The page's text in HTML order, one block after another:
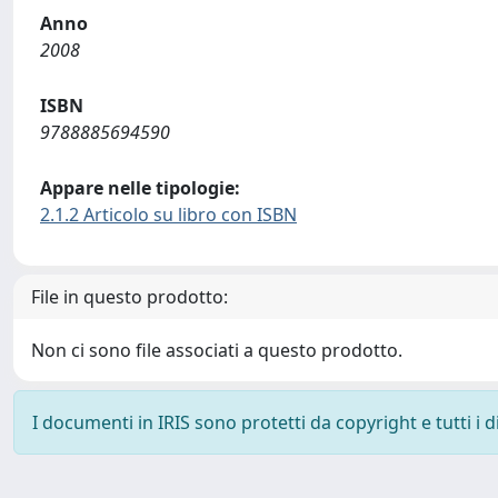
Anno
2008
ISBN
9788885694590
Appare nelle tipologie:
2.1.2 Articolo su libro con ISBN
File in questo prodotto:
Non ci sono file associati a questo prodotto.
I documenti in IRIS sono protetti da copyright e tutti i